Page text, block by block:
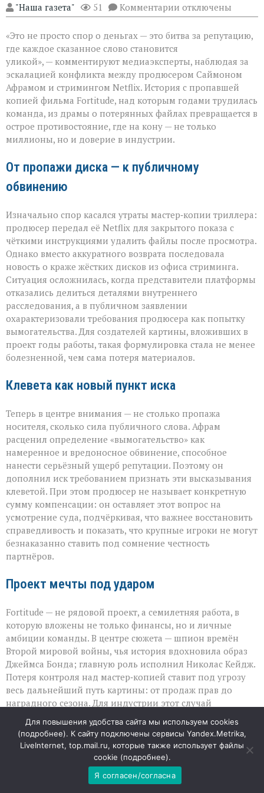
"Наша газета" 51 Комментарии к
записи
слово
больнее
иска:
новый
виток
спора
Netflix
и
продюсера»
отключены
«Это не просто спор о деньгах — это битва за репутацию,
где каждое сказанное слово становится
уликой», — комментируют медиаэксперты, наблюдая за
эскалацией конфликта между продюсером Саймоном
Афрамом и стримингом Netflix. История с пропавшей
копией фильма Fortitude, над которым годами трудилась
команда, из драмы о потерянных файлах превращается в
острое противостояние, где на кону — не только
миллионы, но и доверие в индустрии.
От пропажи диска — к публичному
обвинению
Изначально спор касался утраты мастер‑копии триллера:
продюсер передал её Netflix для закрытого показа с
чёткими инструкциями удалить файлы после просмотра.
Однако вместо аккуратного возврата последовала
новость о краже жёстких дисков из офиса стриминга.
Ситуация осложнилась, когда представители платформы
отказались делиться деталями внутреннего
расследования, а в публичном заявлении
охарактеризовали требования продюсера как попытку
вымогательства. Для создателей картины, вложивших в
проект годы работы, такая формулировка стала не менее
болезненной, чем сама потеря материалов.
Клевета как новый пункт иска
Теперь в центре внимания — не столько пропажа
носителя, сколько сила публичного слова. Афрам
расценил определение «вымогательство» как
намеренное и вредоносное обвинение, способное
нанести серьёзный ущерб репутации. Поэтому он
дополнил иск требованием признать эти высказывания
клеветой. При этом продюсер не называет конкретную
сумму компенсации: он оставляет этот вопрос на
усмотрение суда, подчёркивая, что важнее восстановить
справедливость и показать, что крупные игроки не могут
безнаказанно ставить под сомнение честность
партнёров.
Проект мечты под ударом
Fortitude — не рядовой проект, а семилетняя работа, в
которую вложены не только финансы, но и личные
амбиции команды. В центре сюжета — шпион времён
Второй мировой войны, чья история вдохновила образ
Джеймса Бонда; главную роль исполнил Николас Кейдж.
Потеря контроля над мастер‑копией ставит под угрозу
весь дальнейший путь картины: от продаж прав до
наградного сезона. Для индустрии этот случай
становится тревожным сигналом: даже при работе с
гигантами вопрос безопасности материалов остаётся
критически важным, а публичная риторика способна
ранить не меньше, чем юридические просчёты.
Для повышения удобства сайта мы используем cookies
(подробнее). К сайту подключены сервисы Yandex.Metrika,
LiveInternet, top.mail.ru, которые также использует файлы
cookie (подробнее).
Я согласен/согласна